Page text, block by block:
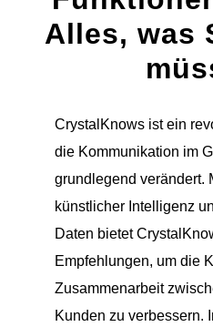
Wissenswertes
Smart AI
Verzeichnis
Alles, was
CrystalKnows ist ein
die Kommunikation im
grundlegend verändert.
künstlicher Intelligenz
Daten bietet
Empfehlungen, um die
Zusammenarbeit
Kunden zu verbessern.